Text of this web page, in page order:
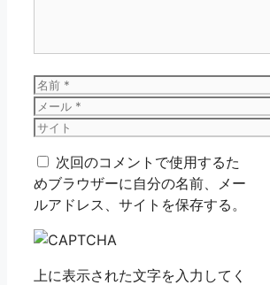
名
前
メ
ー
サ
ト 次回のコメントで使用するた
めブラウザーに自分の名前、メー
ルアドレス、サイトを保存する。
上に表示された文字を入力してく